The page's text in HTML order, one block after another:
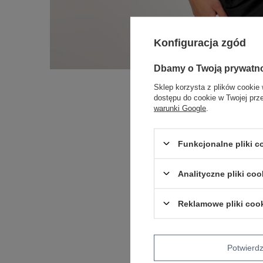
Konfiguracja zgód
Dbamy o Twoją
Sklep korzysta z plików cookie
dostępu do cookie w Twojej
warunki Google
Funkcjonalne pliki
Analityczne pliki
Reklamowe pliki